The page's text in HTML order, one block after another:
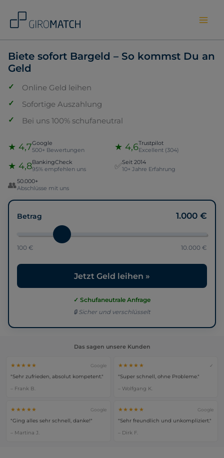
content
Biete sofort Bargeld – So kommst Du an
Geld
Online Geld leihen
Sofortige Auszahlung
Bei uns 100% schufaneutral
★ 4,7Google
500+ Bewertungen ★ 4,6Trustpilot
Excellent (304)
★ 4,8BankingCheck
95% empfehlen uns ✅Seit 2014
10+ Jahre Erfahrung
👥50.000+
Abschlüsse mit uns
Betrag 1.000 €
100 € 10.000 €
Jetzt Geld leihen »
✓ Schufaneutrale Anfrage
🔒 Sicher und verschlüsselt
Das sagen unsere Kunden
★★★★★ Google
"Sehr zufrieden, absolut kompetent."
– Frank B.
★★★★★ ✓
"Super schnell, ohne Probleme."
– Wolfgang K.
★★★★★ Google
"Ging alles sehr schnell, danke!"
– Martina J.
★★★★★ Google
"Sehr freundlich und unkompliziert."
– Dirk F.